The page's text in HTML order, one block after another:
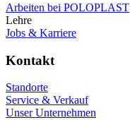
Arbeiten bei POLOPLAST
Lehre
Jobs & Karriere
Kontakt
Standorte
Service & Verkauf
Unser Unternehmen